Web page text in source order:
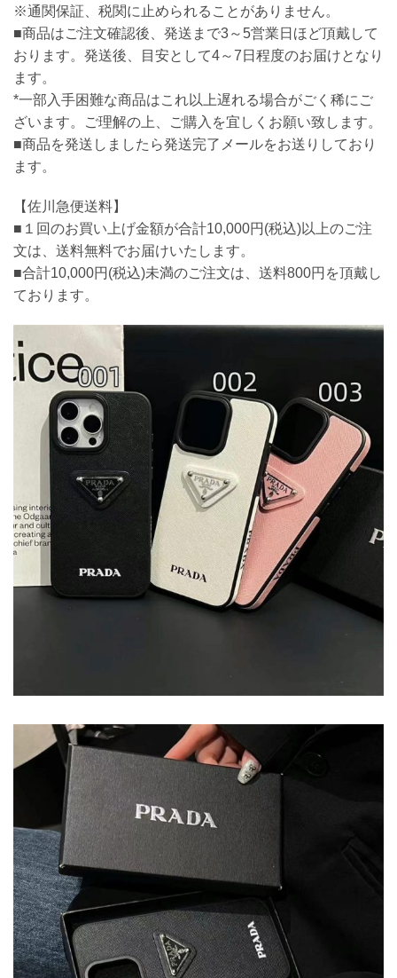
※通関保証、税関に止められることがありません。
■商品はご注文確認後、発送まで3～5営業日ほど頂戴して
おります。発送後、目安として4～7日程度のお届けとなり
ます。
*一部入手困難な商品はこれ以上遅れる場合がごく稀にご
ざいます。ご理解の上、ご購入を宜しくお願い致します。
■商品を発送しましたら発送完了メールをお送りしており
ます。
【佐川急便送料】
■１回のお買い上げ金額が合計10,000円(税込)以上のご注
文は、送料無料でお届けいたします。
■合計10,000円(税込)未満のご注文は、送料800円を頂戴し
ております。